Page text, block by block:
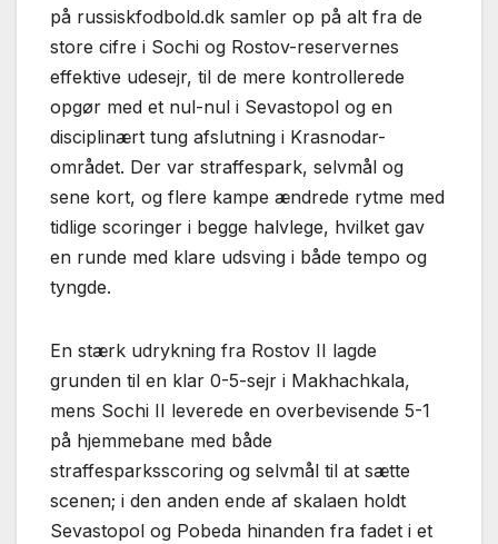
på russiskfodbold.dk samler op på alt fra de
store cifre i Sochi og Rostov-reservernes
effektive udesejr, til de mere kontrollerede
opgør med et nul-nul i Sevastopol og en
disciplinært tung afslutning i Krasnodar-
området. Der var straffespark, selvmål og
sene kort, og flere kampe ændrede rytme med
tidlige scoringer i begge halvlege, hvilket gav
en runde med klare udsving i både tempo og
tyngde.
En stærk udrykning fra Rostov II lagde
grunden til en klar 0-5-sejr i Makhachkala,
mens Sochi II leverede en overbevisende 5-1
på hjemmebane med både
straffesparksscoring og selvmål til at sætte
scenen; i den anden ende af skalaen holdt
Sevastopol og Pobeda hinanden fra fadet i et